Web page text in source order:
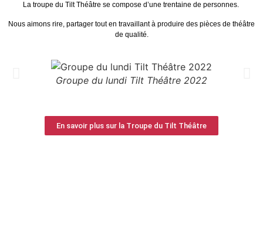
La troupe du Tilt Théâtre se compose d’une trentaine de personnes.
Nous aimons rire, partager tout en travaillant à produire des pièces de théâtre
de qualité.
Groupe du lundi Tilt Théâtre 2022
En savoir plus sur la Troupe du Tilt Théâtre